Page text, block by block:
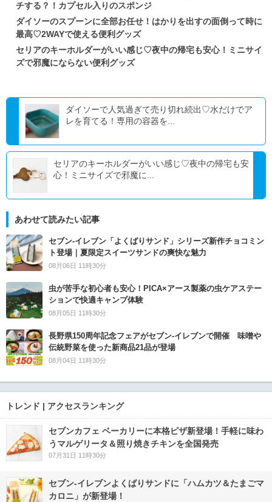
チする？！カプセル入りのスポンジ
ダイソーのスプーンに全部お任せ！はかりを出すの面倒って時に
最高♡2WAYで使える便利グッズ
セリアのキーホルダーがいい感じ♡夜中の帰宅も安心！ミニサイ
ズで邪魔にならない便利グッズ
ダイソーで人気過ぎて売り切れ続出♡水だけでア
レを育てる！専用の容器を...
セリアのキーホルダーがいい感じ♡夜中の帰宅も安
心！ミニサイズで邪魔に...
あわせて読みたい記事
セブン‐イレブン「よくばりサンド」シリーズ新作チョコミン
ト登場｜夏限定スイーツサンドの爽快な魅力
08月06日 11時30分
虫が苦手な初心者も安心！PICA×アース製薬の虫ケアステー
ションで快適キャンプ体験
08月05日 11時30分
長野県150周年記念フェアがセブン-イレブンで開催 味噌や
伝統野菜を使った新商品21品が登場
08月04日 11時30分
トレンド | アクセスランキング
セブンカフェ ベーカリーに本格ピザ新登場！手軽に味わ
うマルゲリータ＆照り焼きチキンを全国発売
07月31日 11時30分
セブン‐イレブンよくばりサンドに「ハムカツ＆たまごマ
カロニ」が新登場！